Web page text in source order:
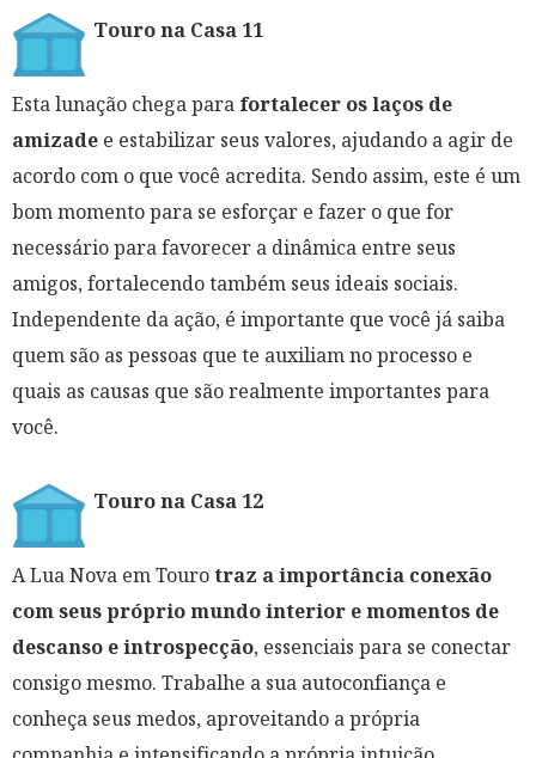
Touro na Casa 11
Esta lunação chega para fortalecer os laços de
amizade e estabilizar seus valores, ajudando a agir de
acordo com o que você acredita. Sendo assim, este é um
bom momento para se esforçar e fazer o que for
necessário para favorecer a dinâmica entre seus
amigos, fortalecendo também seus ideais sociais.
Independente da ação, é importante que você já saiba
quem são as pessoas que te auxiliam no processo e
quais as causas que são realmente importantes para
você.
Touro na Casa 12
A Lua Nova em Tourotraz a importância conexão
com seus próprio mundo interior e momentos de
descanso e introspecção, essenciais para se conectar
consigo mesmo. Trabalhe a sua autoconfiança e
conheça seus medos, aproveitando a própria